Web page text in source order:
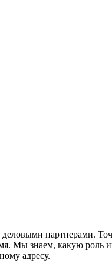
партнерами.
Мы знаем, какую
адресу.